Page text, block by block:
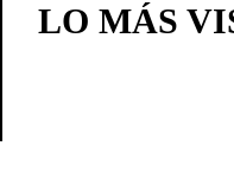
LO MÁS